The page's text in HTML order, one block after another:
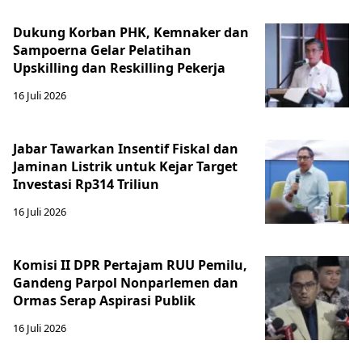
Dukung Korban PHK, Kemnaker dan
Sampoerna Gelar Pelatihan
Upskilling dan Reskilling Pekerja
16 Juli 2026
Jabar Tawarkan Insentif Fiskal dan
Jaminan Listrik untuk Kejar Target
Investasi Rp314 Triliun
16 Juli 2026
Komisi II DPR Pertajam RUU Pemilu,
Gandeng Parpol Nonparlemen dan
Ormas Serap Aspirasi Publik
16 Juli 2026